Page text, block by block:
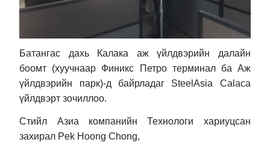
Батангас дахь Калака аж үйлдвэрийн далайн
боомт (хуучнаар Финикс Петро терминал ба Аж
үйлдвэрийн парк)-д байрладаг SteelAsia Calaca
үйлдвэрт зочиллоо.
Стийл Азиа компанийн Технологи хариуцсан
захирал Pek Hoong Chong,